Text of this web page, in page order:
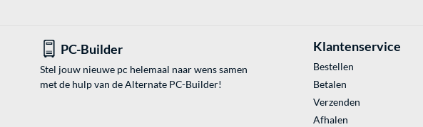
PC-Builder
Stel jouw nieuwe pc helemaal naar wens samen
met de hulp van de Alternate PC-Builder!
Klantenservice
Bestellen
Betalen
Verzenden
Afhalen